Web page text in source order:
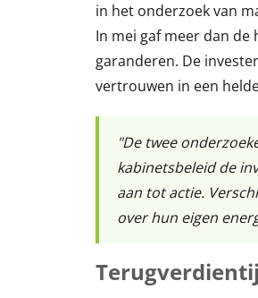
in het onderzoek van
In mei gaf meer dan
garanderen. De
vertrouwen in een
"De twee
kabinetsbeleid de
aan tot actie.
over hun eigen